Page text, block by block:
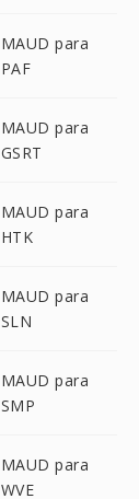
MAUD para
PAF
MAUD para
GSRT
MAUD para
HTK
MAUD para
SLN
MAUD para
SMP
MAUD para
WVE